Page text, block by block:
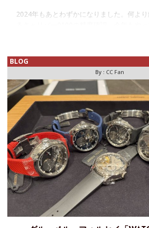
2024年もあとわずかになりました。何よ
と比較して、キーボードに磁石で固定する
て
BLOG
By : CC Fan